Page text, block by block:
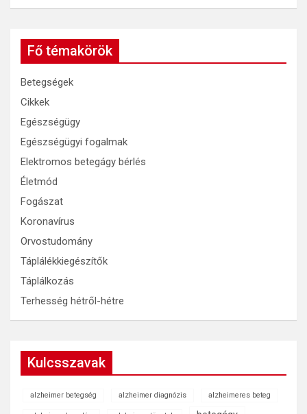
Fő témakörök
Betegségek
Cikkek
Egészségügy
Egészségügyi fogalmak
Elektromos betegágy bérlés
Életmód
Fogászat
Koronavírus
Orvostudomány
Táplálékkiegészítők
Táplálkozás
Terhesség hétről-hétre
Kulcsszavak
alzheimer betegség alzheimer diagnózis alzheimeres beteg